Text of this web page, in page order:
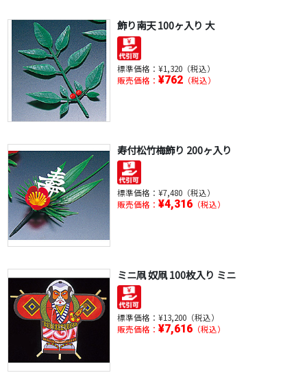
飾り南天 100ヶ入り 大
標準価格： ¥1,320（税込）
販売価格： ¥762（税込）
寿付松竹梅飾り 200ヶ入り
標準価格： ¥7,480（税込）
販売価格： ¥4,316（税込）
ミニ凧 奴凧 100枚入り ミニ
標準価格： ¥13,200（税込）
販売価格： ¥7,616（税込）